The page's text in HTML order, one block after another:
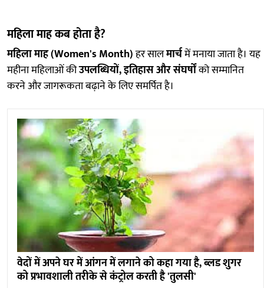
महिला माह कब होता है?
महिला माह (Women's Month)हर सालमार्चमें मनाया जाता है। यह
महीना महिलाओं कीउपलब्धियों, इतिहास और संघर्षोंको सम्मानित
करने और जागरूकता बढ़ाने के लिए समर्पित है।
वेदों में अपने घर में आंगन में लगाने को कहा गया है, ब्लड शुगर
को प्रभावशाली तरीके से कंट्रोल करती है 'तुलसी'